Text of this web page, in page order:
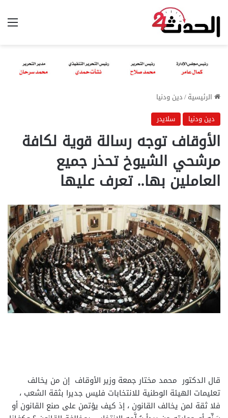
الرئيسية/دين ودنيا
دين ودنيا
سلايدر
الأوقاف توجه رسالة قوية لكافة
مرشحي الشيوخ تحذر جميع
العاملين بها.. تعرف عليها
قال الدكتور محمد مختار جمعة وزير الأوقاف إن من يخالف
تعليمات الهيئة الوطنية للانتخابات فليس جديرا بثقة الشعب ،
فلا ثقة لمن يخالف القانون ، إذ كيف يؤتمن على صنع القانون أو